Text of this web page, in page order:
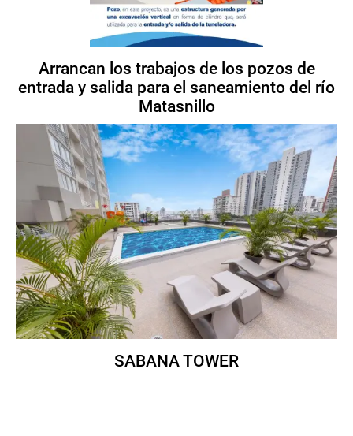
Arrancan los trabajos de los pozos de
entrada y salida para el saneamiento del río
Matasnillo
SABANA TOWER